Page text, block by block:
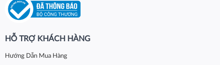
HỖ TRỢ KHÁCH HÀNG
Hướng Dẫn Mua Hàng